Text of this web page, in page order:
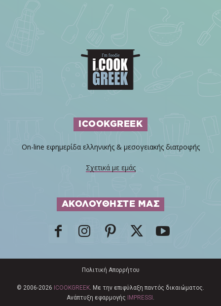
ICOOKGREEK
On-line εφημερίδα ελληνικής & μεσογειακής διατροφής
Σχετικά με εμάς
ΑΚΟΛΟΥΘΗΣΤΕ ΜΑΣ
Πολιτική Απορρήτου
© 2006-2026 ICOOKGREEK . Με την επιφύλαξη παντός δικαιώματος.
Ανάπτυξη εφαρμογής IMPRESSI